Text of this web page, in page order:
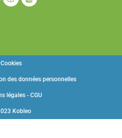
Kobleo
légales - CGU
des données personnelles
Cookies